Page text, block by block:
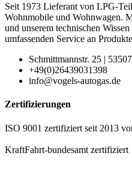
Seit 1973 Lieferant von LPG-
Wohnmobile und Wohnwagen.
und unserem technischen
umfassenden Service an
Schmittmannstr. 25 |
+49(0)26439031398
info@vogels-autogas.de
Zertifizierungen
ISO 9001 zertifiziert seit 2013
KraftFahrt-bundesamt zertifiziert